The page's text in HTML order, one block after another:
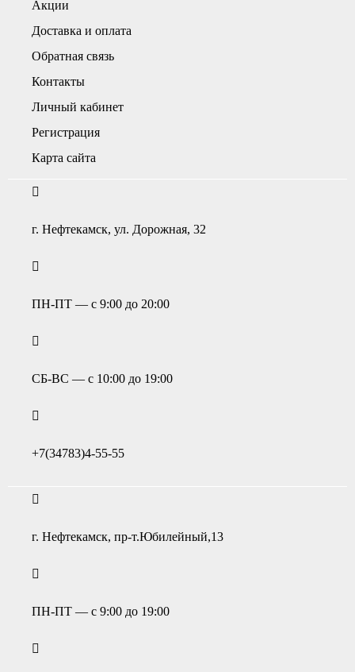
Акции
Доставка и оплата
Обратная связь
Контакты
Личный кабинет
Регистрация
Карта сайта
г. Нефтекамск, ул. Дорожная, 32
ПН-ПТ — с 9:00 до 20:00
СБ-ВС — с 10:00 до 19:00
+7(34783)4-55-55
г. Нефтекамск, пр-т.Юбилейный,13
ПН-ПТ — с 9:00 до 19:00